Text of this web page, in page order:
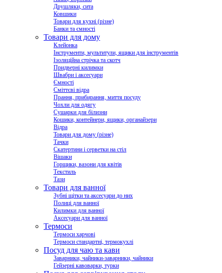
Друшляки, сита
Ковшики
Товари для кухні (різне)
Банки та ємності
Товари для дому
Клейонка
Інструменти, мультитули, ящики для інструментів
Ізоляційна стрічка та скотч
Придверні килимки
Швабри і аксесуари
Ємності
Сміттєві відра
Прання, прибирання, миття посуду
Чохли для одягу
Сушарки для білизни
Кошики, контейнери, ящики, органайзери
Відра
Товари для дому (різне)
Тачки
Скатертини і серветки на стіл
Вішаки
Горщики, вазони для квітів
Текстиль
Тази
Товари для ванної
Зубні щітки та аксесуари до них
Полиці для ванної
Килимки для ванної
Аксесуари для ванної
Термоси
Термоси харчові
Термоси стандартні, термокухлі
Посуд для чаю та кави
Заварники, чайники-заварники, чайники
Гейзерні кавоварки, турки